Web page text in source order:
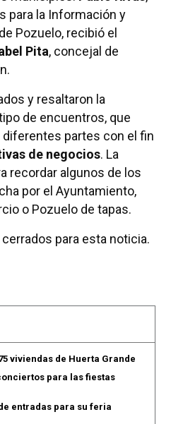
para la Información y
Pozuelo, recibió el
Pita, concejal de
y resaltaron la
de encuentros, que
diferentes partes con el fin
de negocios. La
recordar algunos de los
por el Ayuntamiento,
o Pozuelo de tapas.
para esta noticia.
viviendas de Huerta Grande
para las fiestas
entradas para su feria